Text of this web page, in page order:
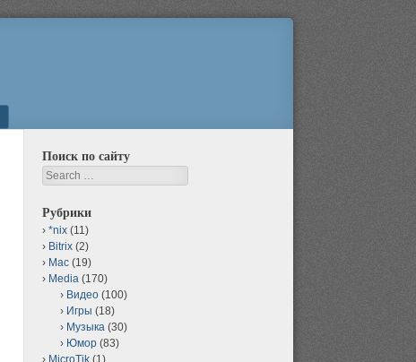
Поиск по сайту
Search
Рубрики
*nix (11)
Bitrix (2)
Mac (19)
Media (170)
Видео (100)
Игры (18)
Музыка (30)
Юмор (83)
MicroTik (1)